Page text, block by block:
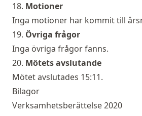
18. Motioner
Inga motioner har kommit till
19. Övriga frågor
Inga övriga frågor fanns.
20. Mötets avslutande
Mötet avslutades 15:11.
Bilagor
Verksamhetsberättelse 2020